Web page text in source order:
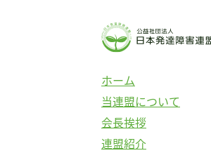
ホーム
当連盟について
会長挨拶
連盟紹介